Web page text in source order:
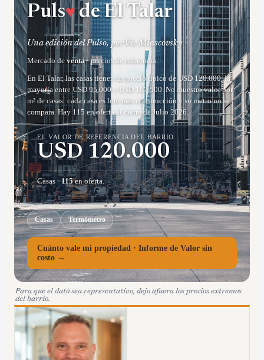
Puls♥deEl Talar
Una edición del Pulso, por Vic Miascovsky
Mercado de venta· precios de referencia.
En El Talar, las casas tienen un precio típico de USD 120.000, la
mayoría entre USD 95.000 y USD 167.500. No muestro valor por
m² de casas: cada casa es lote más construcción y su metro no se
compara. Hay 115 en oferta al cierre de Julio 2026.
EL VALOR DE REFERENCIA DEL BARRIO
USD 120.000
Casas·115en oferta.
Casas Termómetro
Cuánto vale mi propiedad · Informe de Valor sin
costo →
Para que el dato sea representativo, dejo afuera los precios extremos
del barrio.